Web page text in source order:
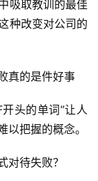
吸取教训的最佳
种改变对公司的
真的是件好事
头的单词”让人
把握的概念。
对待失败？